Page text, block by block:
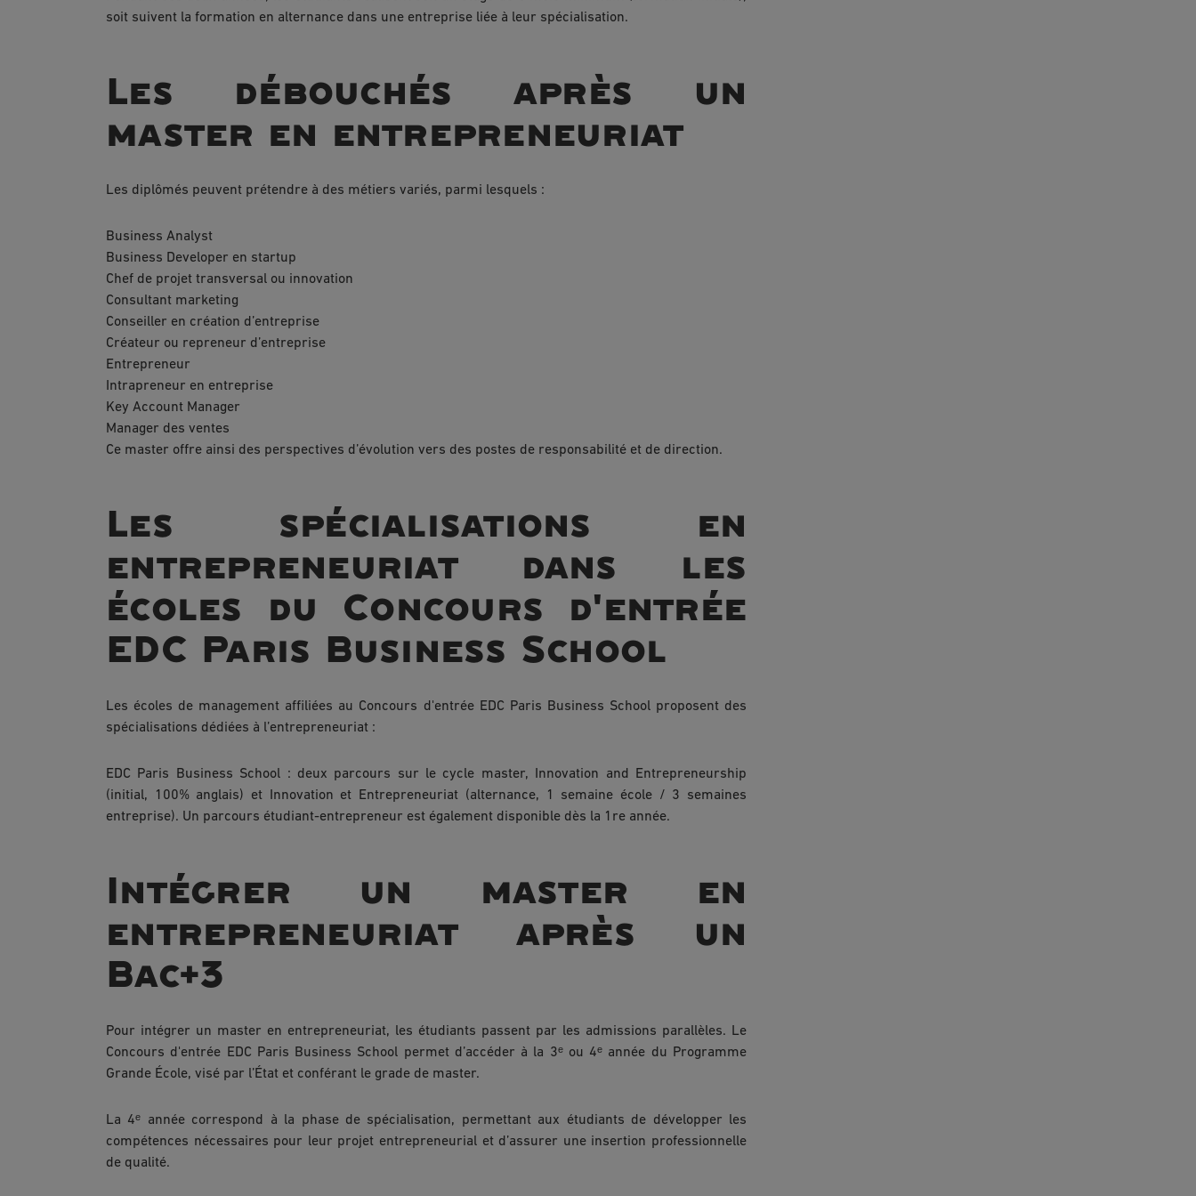
soit suivent la formation en alternance dans une entreprise liée à leur spécialisation.
Les débouchés après un
master en entrepreneuriat
Les diplômés peuvent prétendre à des métiers variés, parmi lesquels :
Business Analyst
Business Developer en startup
Chef de projet transversal ou innovation
Consultant marketing
Conseiller en création d’entreprise
Créateur ou repreneur d’entreprise
Entrepreneur
Intrapreneur en entreprise
Key Account Manager
Manager des ventes
Ce master offre ainsi des perspectives d’évolution vers des postes de responsabilité et de direction.
Les spécialisations en
entrepreneuriat dans les
écoles du Concours d'entrée
EDC Paris Business School
Les écoles de management affiliées au Concours d'entrée EDC Paris Business School proposent des
spécialisations dédiées à l’entrepreneuriat :
EDC Paris Business School : deux parcours sur le cycle master, Innovation and Entrepreneurship
(initial, 100% anglais) et Innovation et Entrepreneuriat (alternance, 1 semaine école / 3 semaines
entreprise). Un parcours étudiant-entrepreneur est également disponible dès la 1re année.
Intégrer un master en
entrepreneuriat après un
Bac+3
Pour intégrer un master en entrepreneuriat, les étudiants passent par les admissions parallèles. Le
Concours d'entrée EDC Paris Business School permet d’accéder à la 3ᵉ ou 4ᵉ année du Programme
Grande École, visé par l’État et conférant le grade de master.
La 4ᵉ année correspond à la phase de spécialisation, permettant aux étudiants de développer les
compétences nécessaires pour leur projet entrepreneurial et d’assurer une insertion professionnelle
de qualité.